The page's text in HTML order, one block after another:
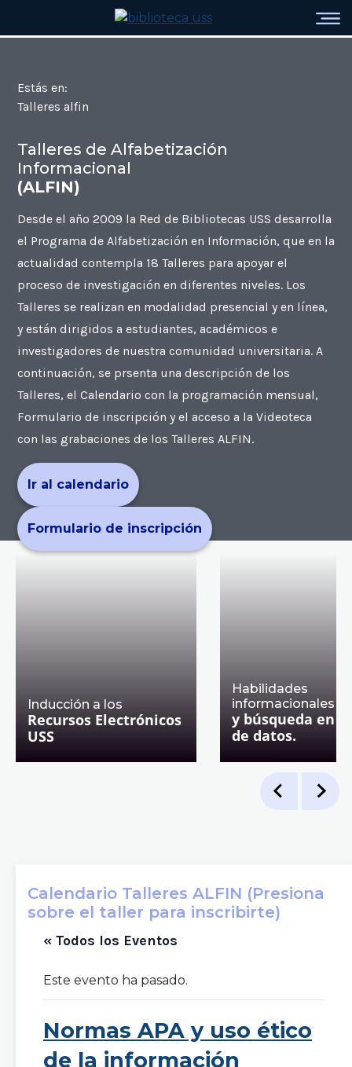
Estás en:
Talleres alfin
Talleres de Alfabetización
Informacional
(ALFIN)
Desde el año 2009 la Red de Bibliotecas USS desarrolla
el Programa de Alfabetización en Información, que en la
actualidad contempla 18 Talleres para apoyar el
proceso de investigación en diferentes niveles. Los
Talleres se realizan en modalidad presencial y en línea,
y están dirigidos a estudiantes, académicos e
investigadores de nuestra comunidad universitaria. A
continuación, se prsenta una descripción de los
Talleres, el Calendario con la programación mensual,
Formulario de inscripción y el acceso a la Videoteca
con las grabaciones de los Talleres ALFIN.
Ir al calendario
Formulario de inscripción
Inducción a los
Recursos Electrónicos
USS
Habilidades
informacionales
y búsqueda en
de datos.
Calendario Talleres ALFIN (Presiona
sobre el taller para inscribirte)
« Todos los Eventos
Este evento ha pasado.
Normas APA y uso ético
de la información